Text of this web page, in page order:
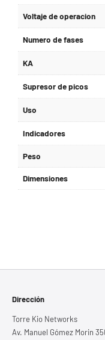
Voltaje de operacion
Numero de fases
KA
Supresor de picos
Uso
Indicadores
Peso
Dimensiones
Dirección
Torre Kio Networks
Av. Manuel Gómez Morin